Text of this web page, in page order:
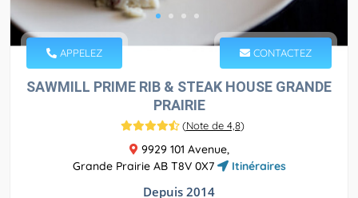
APPELEZ CONTACTEZ
SAWMILL PRIME RIB & STEAK HOUSE GRANDE
PRAIRIE
(Note de 4,8)
9929 101 Avenue,
Grande Prairie AB T8V 0X7
Itinéraires
Depuis 2014